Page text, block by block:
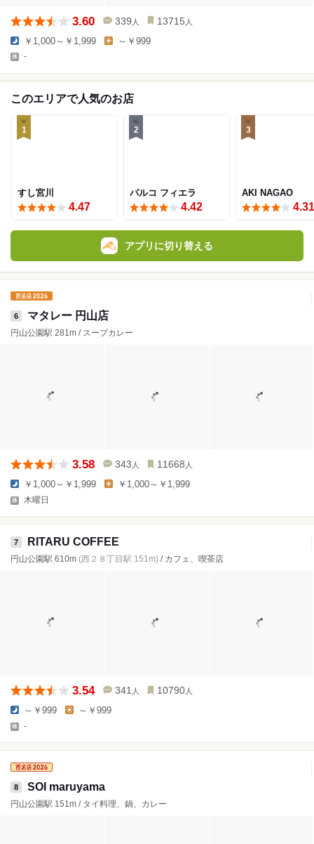
3.60 339 人 13715 人
￥1,000～￥1,999 ～￥999
-
このエリアで人気のお店
1
すし宮川
4.47
2
パルコ フィエラ
4.42
3
AKI NAGAO
4.31
アプリに切り替える
6 マタレー 円山店
円山公園駅 281m / スープカレー
3.58 343 人 11668 人
￥1,000～￥1,999 ￥1,000～￥1,999
木曜日
7 RITARU COFFEE
円山公園駅 610m (西２８丁目駅 151m) / カフェ、喫茶店
3.54 341 人 10790 人
～￥999 ～￥999
-
8 SOI maruyama
円山公園駅 151m / タイ料理、鍋、カレー